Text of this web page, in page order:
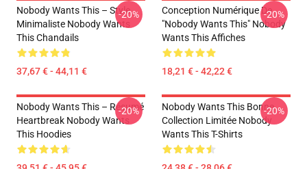
Nobody Wants This – Style
Minimaliste Nobody Wants
This Chandails
37,67 € - 44,11 €
-20%
Conception Numérique De
"Nobody Wants This" Nobody
Wants This Affiches
18,21 € - 42,22 €
-20%
Nobody Wants This – Résumé
Heartbreak Nobody Wants
This Hoodies
-20%
Nobody Wants This Bonne
Collection Limitée Nobody
Wants This T-Shirts
-20%